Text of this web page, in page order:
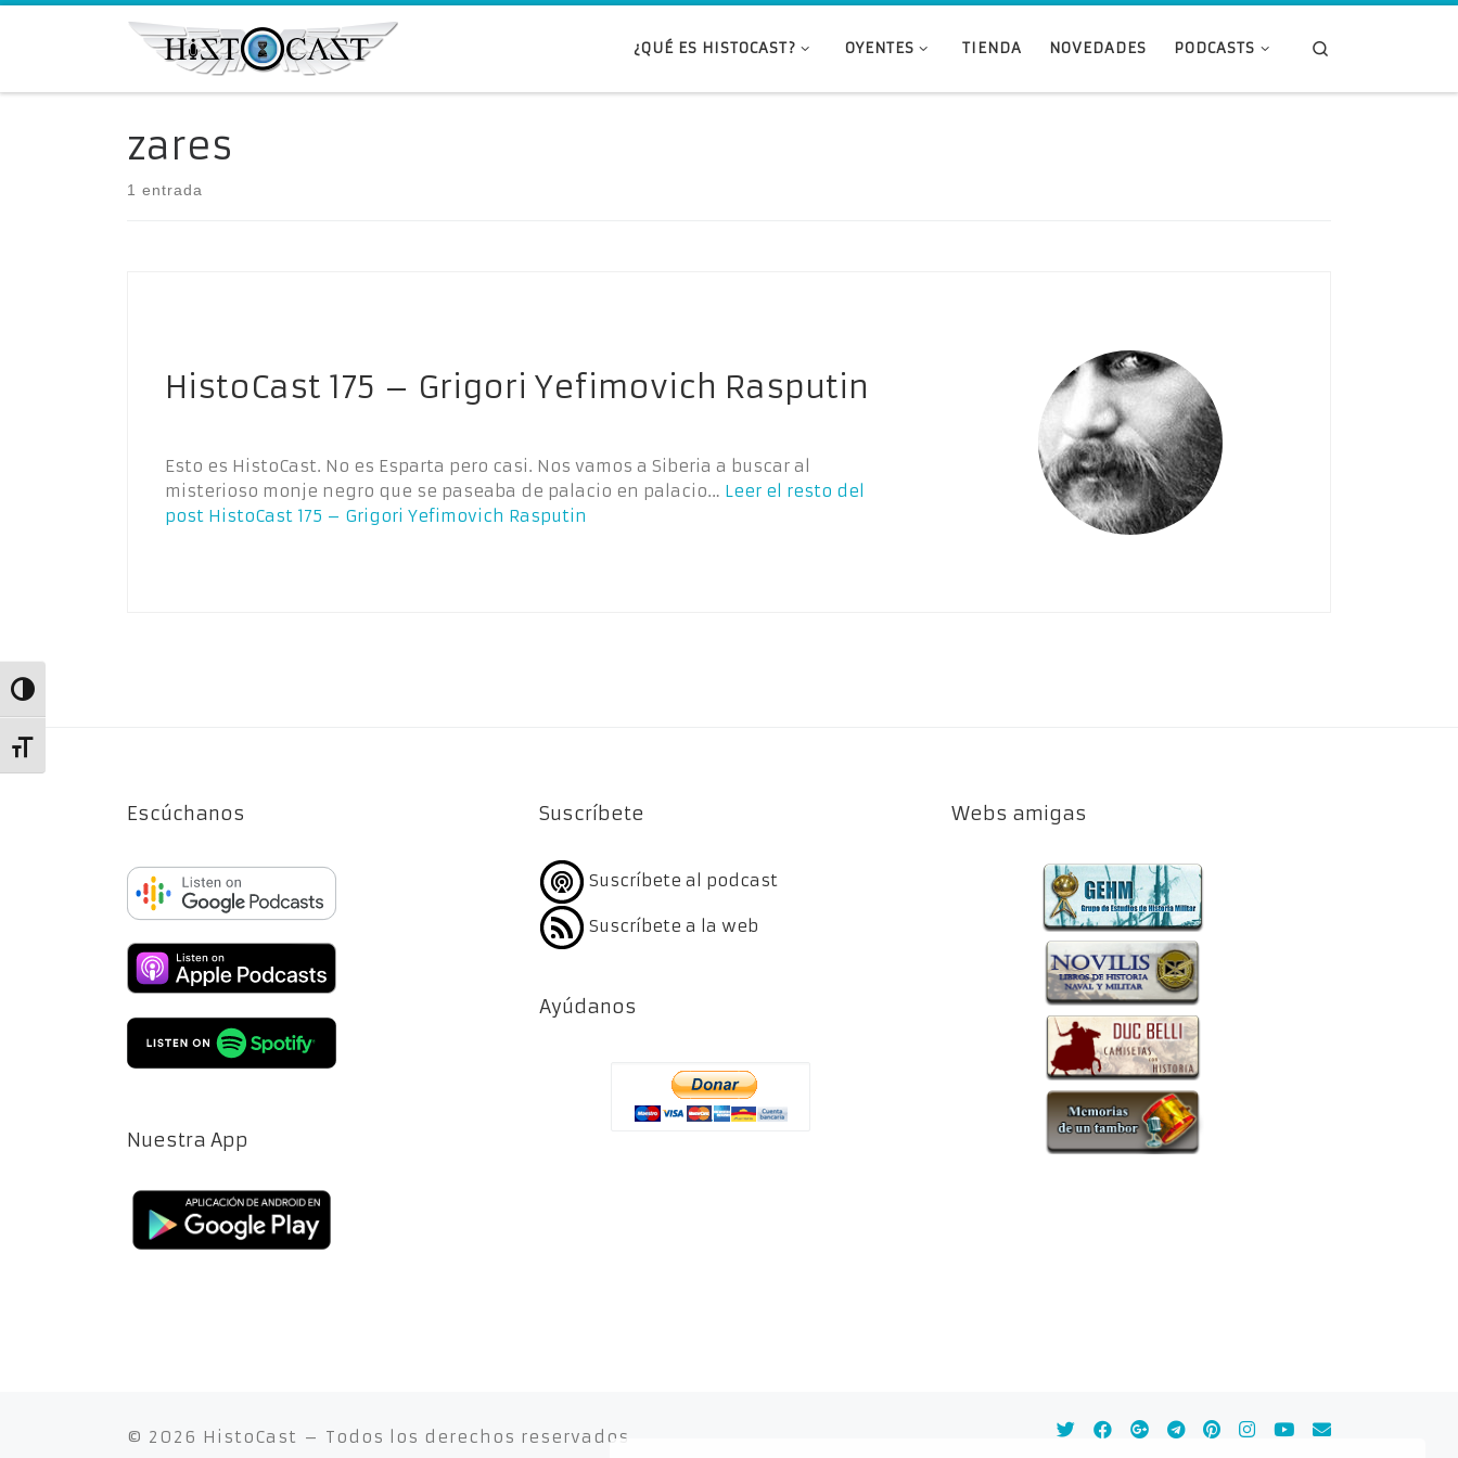
Alternar alto contraste
Alternar tamaño de letra
Saltar al contenido
¿QUÉ ES HISTOCAST? OYENTES TIENDA NOVEDADES PODCASTS
zares
1 entrada
HistoCast 175 – Grigori Yefimovich Rasputin
Esto es HistoCast. No es Esparta pero casi. Nos vamos a Siberia a buscar al
misterioso monje negro que se paseaba de palacio en palacio… Leer el resto del
post HistoCast 175 – Grigori Yefimovich Rasputin
Escúchanos
Nuestra App
Suscríbete
Suscríbete al podcast
Suscríbete a la web
Ayúdanos
Webs amigas
© 2026 HistoCast – Todos los derechos reservados